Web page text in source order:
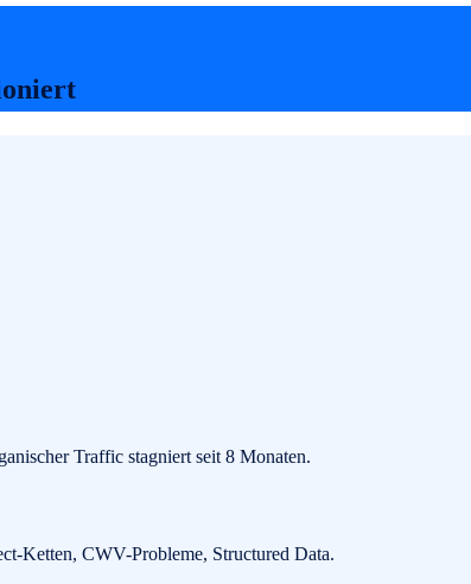
Traffic stagniert seit 8 Monaten.
Ketten, CWV-Probleme, Structured Data.